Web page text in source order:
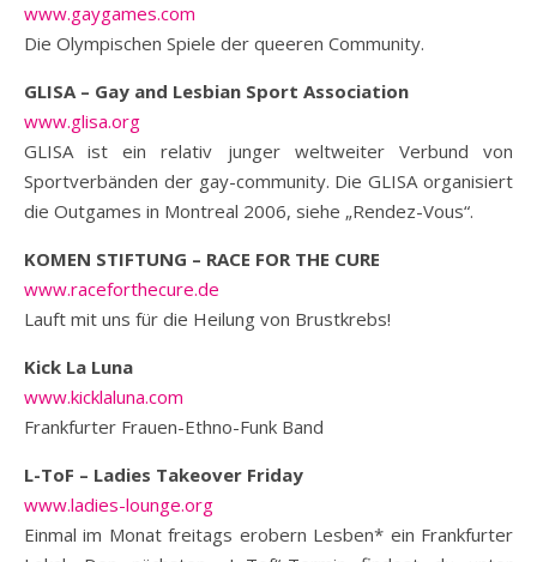
www.gaygames.com
Die Olympischen Spiele der queeren Community.
GLISA – Gay and Lesbian Sport Association
www.glisa.org
GLISA ist ein relativ junger weltweiter Verbund von
Sportverbänden der gay-community. Die GLISA organisiert
die Outgames in Montreal 2006, siehe „Rendez-Vous“.
KOMEN STIFTUNG – RACE FOR THE CURE
www.raceforthecure.de
Lauft mit uns für die Heilung von Brustkrebs!
Kick La Luna
www.kicklaluna.com
Frankfurter Frauen-Ethno-Funk Band
L-ToF – Ladies Takeover Friday
www.ladies-lounge.org
Einmal im Monat freitags erobern Lesben* ein Frankfurter